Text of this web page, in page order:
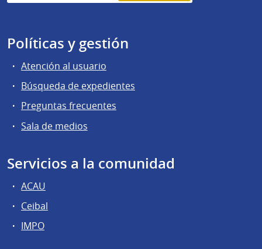
Políticas y gestión
Atención al usuario
Búsqueda de expedientes
Preguntas frecuentes
Sala de medios
Servicios a la comunidad
ACAU
Ceibal
IMPO